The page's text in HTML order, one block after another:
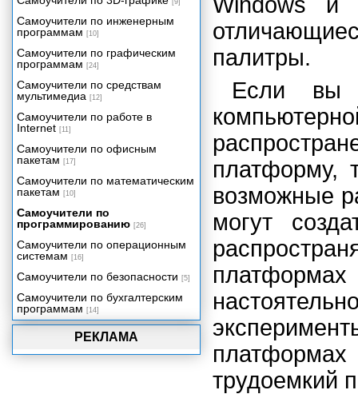
палитры.
Если вы
платформу,
возможные
могут
трудоемкий
РЕКЛАМА
Работа с текстом
Создаем приложение:
Построение файла Help
Включение звука в ваше
приложение
Создаем приложение:
Добавление контента со
сведениями о продукции
Включение цифрового видео в
ваше приложение
Трехмерная графика реального
Создаем приложение:
Упаковка вашего проекта
[9]
Самоучители по инженерным
программам [10]
Самоучители по графическим
программам [24]
Самоучители по средствам
мультимедиа [12]
Самоучители по работе в
Internet [11]
Самоучители по офисным
пакетам [17]
Самоучители по математическим
пакетам [10]
Самоучители по
программированию [26]
Самоучители по операционным
системам [16]
Самоучители по безопасности [5]
Самоучители по бухгалтерским
программам [14]